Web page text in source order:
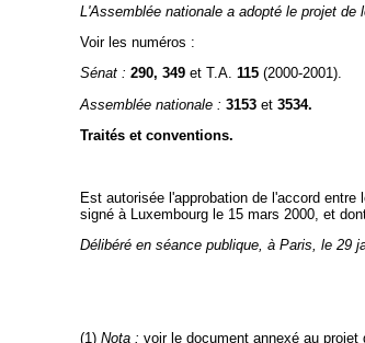
L'Assemblée nationale a adopté le projet
Voir les numéros :
Sénat : 290, 349 et T.A. 115 (2000-2001).
Assemblée nationale : 3153 et 3534.
Traités et conventions.
Est autorisée l'approbation de l'accord
signé à Luxembourg le 15 mars 2000, et
Délibéré en séance publique, à Paris, le 29
(1) Nota : voir le document annexé au projet